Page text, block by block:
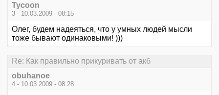
Tycoon
3 - 10.03.2009 - 08:15
Олег, будем надеяться, что у умных людей мысли
тоже бывают одинаковыми! )))
Re: Как правильно прикуривать от акб
obuhanoe
4 - 10.03.2009 - 08:28